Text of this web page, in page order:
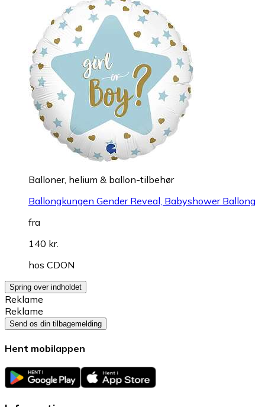
Balloner, helium & ballon-tilbehør
Ballongkungen Gender Reveal, Babyshower Ballong
fra
140 kr.
hos CDON
Spring over indholdet
Reklame
Reklame
Send os din tilbagemelding
Hent mobilappen